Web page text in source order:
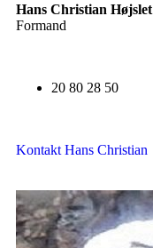
Hans Christian Højslet
Formand
20 80 28 50
Kontakt Hans Christian